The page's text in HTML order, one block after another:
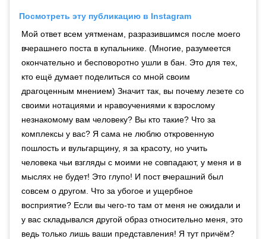
Посмотреть эту публикацию в Instagram
Мой ответ всем уятменам, разразившимся после моего
вчерашнего поста в купальнике. (Многие, разумеется
окончательно и бесповоротно ушли в бан. Это для тех,
кто ещё думает поделиться со мной своим
драгоценным мнением) Значит так, вы почему лезете со
своими нотациями и нравоучениями к взрослому
незнакомому вам человеку? Вы кто такие? Что за
комплексы у вас? Я сама не люблю откровенную
пошлость и вульгарщину, я за красоту, но учить
человека чьи взгляды с моими не совпадают, у меня и в
мыслях не будет! Это глупо! И пост вчерашний был
совсем о другом. Что за убогое и ущербное
восприятие? Если вы чего-то там от меня не ожидали и
у вас складывался другой образ относительно меня, это
ведь только лишь ваши представления! Я тут причём?